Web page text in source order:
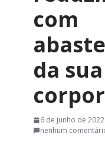
com
da
6 de junho de 2022
nenhum